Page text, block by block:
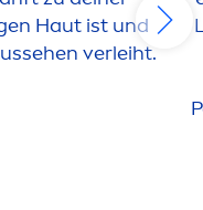
Haut ist und
verleiht.